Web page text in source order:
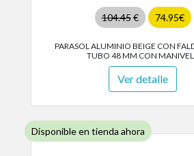
104.45€ 74.95€
PARASOL ALUMINIO BEIGE CON
TUBO 48 MM CON
Ver detalle
Disponible en tienda ahora